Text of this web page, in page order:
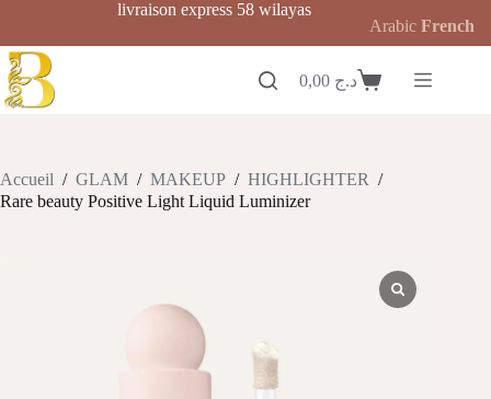
contenu
livraison express 58 wilayas
Panierد.ج
Accueil / GLAM / MAKEUP / HIGHLIGHTER /
Rare beauty Positive Light Liquid Luminizer
Arabic French